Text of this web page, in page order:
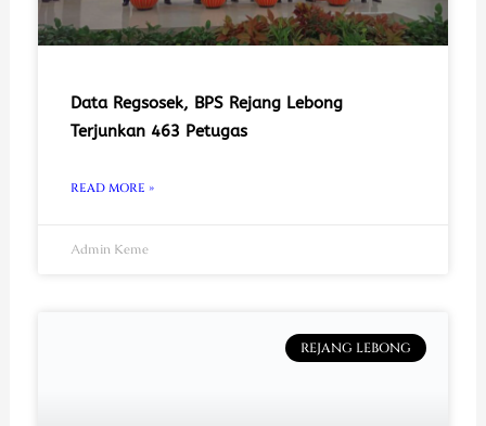
Data Regsosek, BPS Rejang Lebong
Terjunkan 463 Petugas
READ MORE »
Admin Keme
REJANG LEBONG